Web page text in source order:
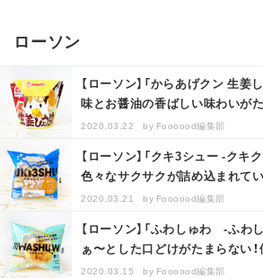
ローソン
【ローソン】「からあげクン 生姜
味とお醤油の香ばしい味わいが
アレルギー情報もご紹介！
2020.03.22 by Foooood編集部
【ローソン】「クキ3シュー -クキ
色々なサクサクが詰め込まれて
ご紹介！
2020.03.21 by Foooood編集部
【ローソン】「ふわしゅわ -ふわ
ぁ〜とした口どけがたまらない
介！
2020.03.15 by Foooood編集部